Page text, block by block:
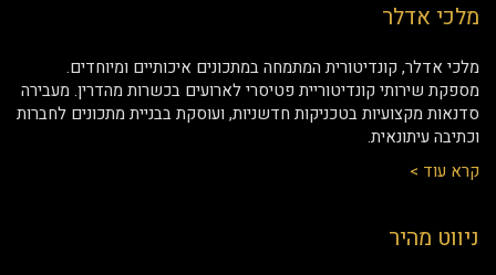
מלכי אדלר
מלכי אדלר, קונדיטורית המתמחה במתכונים איכותיים ומיוחדים.
מספקת שירותי קונדיטוריית פטיסרי לארועים בכשרות מהדרין. מעבירה
סדנאות מקצועיות בטכניקות חדשניות, ועוסקת בבניית מתכונים לחברות
וכתיבה עיתונאית.
קרא עוד >
ניווט מהיר